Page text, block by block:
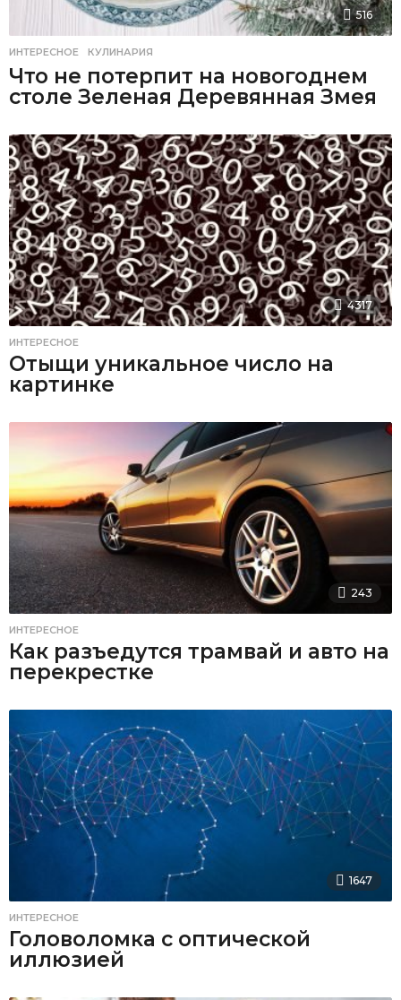
516
ИНТЕРЕСНОЕ ,КУЛИНАРИЯ
Что не потерпит на новогоднем
столе Зеленая Деревянная Змея
4317
ИНТЕРЕСНОЕ
Отыщи уникальное число на
картинке
243
ИНТЕРЕСНОЕ
Как разъедутся трамвай и авто на
перекрестке
1647
ИНТЕРЕСНОЕ
Головоломка с оптической
иллюзией